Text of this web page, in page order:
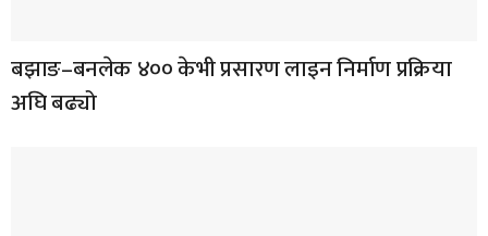
बझाङ–बनलेक ४०० केभी प्रसारण लाइन निर्माण प्रक्रिया
अघि बढ्यो